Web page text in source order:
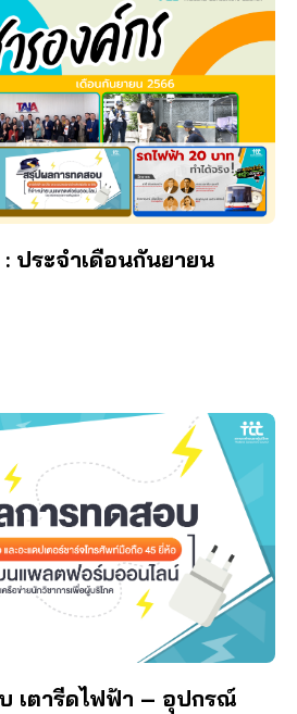
ประจำเดือนกันยายน
เตารีดไฟฟ้า – อุปกรณ์